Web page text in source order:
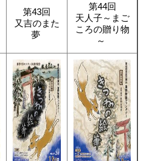
第43回
又吉のまた
夢
第44回
天人子～まご
ころの贈り物
～